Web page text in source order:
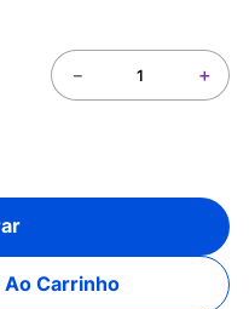
＋
－
Carrinho